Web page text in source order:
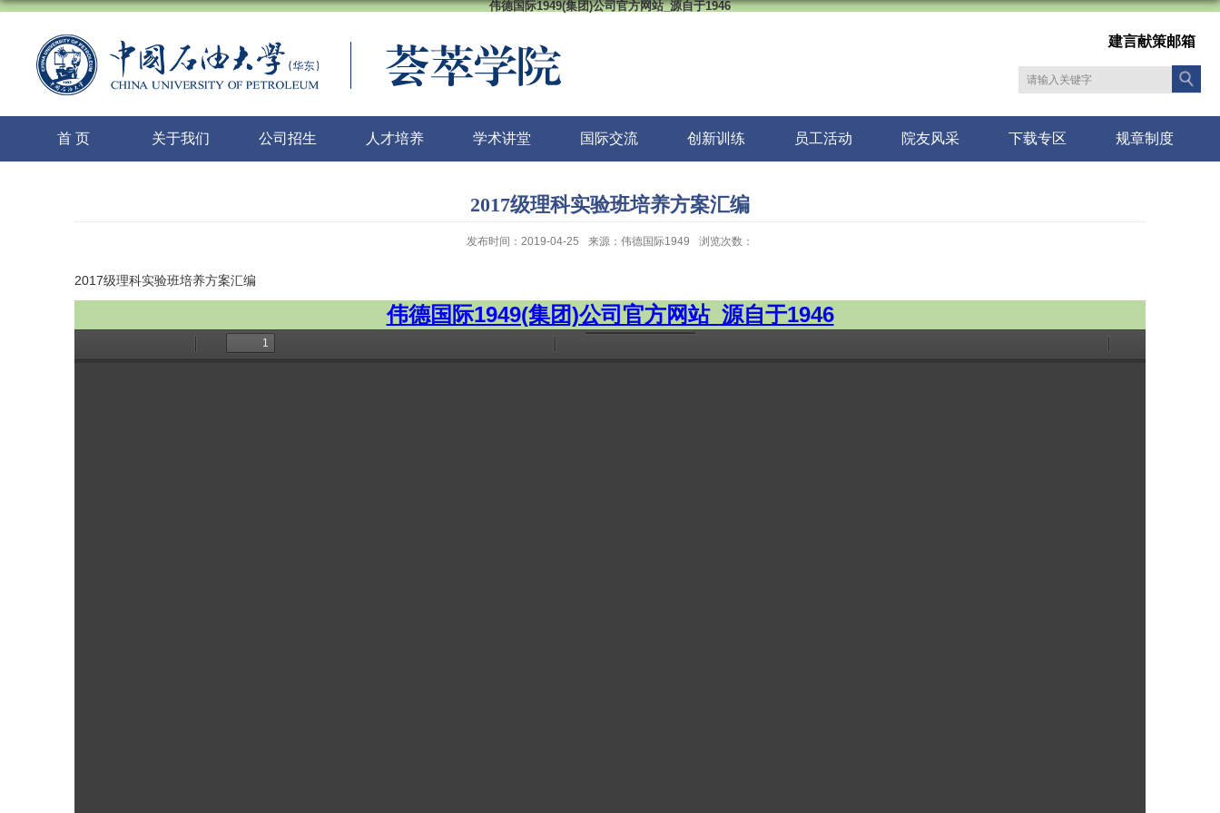
伟德国际1949(集团)公司官方网站_源自于1946
建言献策邮箱
首 页 关于我们 公司招生 人才培养 学术讲堂 国际交流 创新训练 员工活动 院友风采 下载专区 规章制度
2017级理科实验班培养方案汇编
发布时间：2019-04-25 来源：伟德国际1949 浏览次数：
2017级理科实验班培养方案汇编